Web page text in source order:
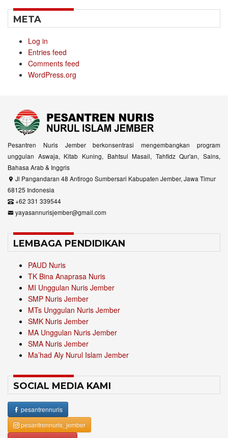
META
Log in
Entries feed
Comments feed
WordPress.org
Pesantren Nuris Jember berkonsentrasi mengembangkan program
unggulan Aswaja, Kitab Kuning, Bahtsul Masail, Tahfidz Qur'an, Sains,
Bahasa Arab & Inggris
Jl Pangandaran 48 Antirogo Sumbersari Kabupaten Jember, Jawa Timur
68125 Indonesia
+62 331 339544
yayasannurisjember@gmail.com
LEMBAGA PENDIDIKAN
PAUD Nuris
TK Bina Anaprasa Nuris
MI Unggulan Nuris Jember
SMP Nuris Jember
MTs Unggulan Nuris Jember
SMK Nuris Jember
MA Unggulan Nuris Jember
SMA Nuris Jember
Ma’had Aly Nurul Islam Jember
SOCIAL MEDIA KAMI
pesantrennuris
pesantrennuris_jember